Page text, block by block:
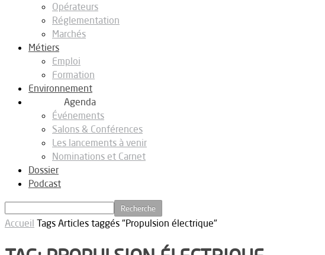
Opérateurs
Réglementation
Marchés
Métiers
Emploi
Formation
Environnement
Agenda
Événements
Salons & Conférences
Les lancements à venir
Nominations et Carnet
Dossier
Podcast
Accueil Tags Articles taggés "Propulsion électrique"